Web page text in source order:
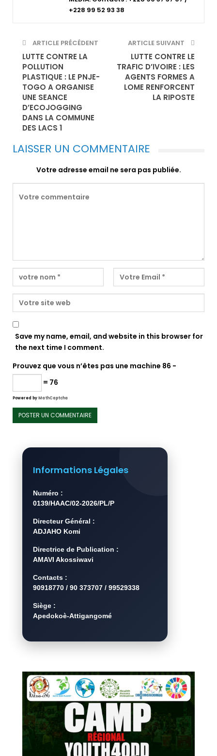
+228 99 52 93 38
ARTICLE PRÉCÉDENT
LUTTE CONTRE LA
POLLUTION
PLASTIQUE : LE PNJE-
TOGO A ORGANISE
UNE SEANCE
D’ECOJOGGING
DANS LA COMMUNE
DES LACS 1
ARTICLE SUIVANT
LUTTE CONTRE LE
TRAFIC D’IVOIRE : LES
AGENTS FORMES A
LOME RENFORCENT
LA RIPOSTE
LAISSER UN COMMENTAIRE
Votre adresse email ne sera pas publiée.
Save my name, email, and website in this browser for
the next time I comment.
Prouvez que vous n’êtes pas une machine 86 −
= 76
Powered byMathCaptcha
Informations Légales
Numéro :
0139/HAAC/02-2026/PL/P
Directeur Général :
ADJAHO Komi
Directrice de Publication :
AMAVI Akossiwavi
Contacts :
90918770 / 90 373707 / 99529338
Siège :
Apedokoè-Attigangomé